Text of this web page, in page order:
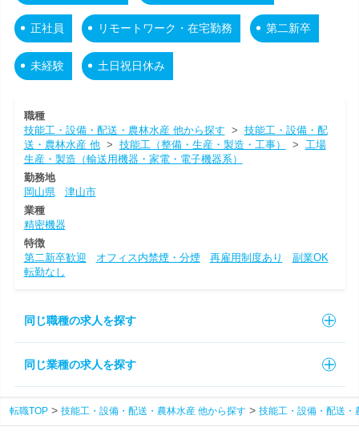
正社員 リモートワーク・在宅勤務 第二新卒
未経験 土日祝日休み
職種
技能工・設備・配送・農林水産 他から探す > 技能工・設備・配
送・農林水産 他> 技能工（整備・生産・製造・工事） > 工場
生産・製造（輸送用機器・家電・電子機器系）
勤務地
岡山県
津山市
業種
精密機器
特徴
第二新卒歓迎
オフィス内禁煙・分煙 再雇用制度あり
副業OK
転勤なし
同じ職種の求人を探す
同じ業種の求人を探す
転職TOP 技能工・設備・配送・農林水産 他から探す 技能工・設備・配送・